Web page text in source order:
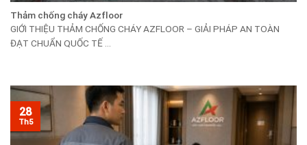
Thảm chống cháy Azfloor
GIỚI THIỆU THẢM CHỐNG CHÁY AZFLOOR – GIẢI PHÁP AN TOÀN
ĐẠT CHUẨN QUỐC TẾ ...
28
Th5